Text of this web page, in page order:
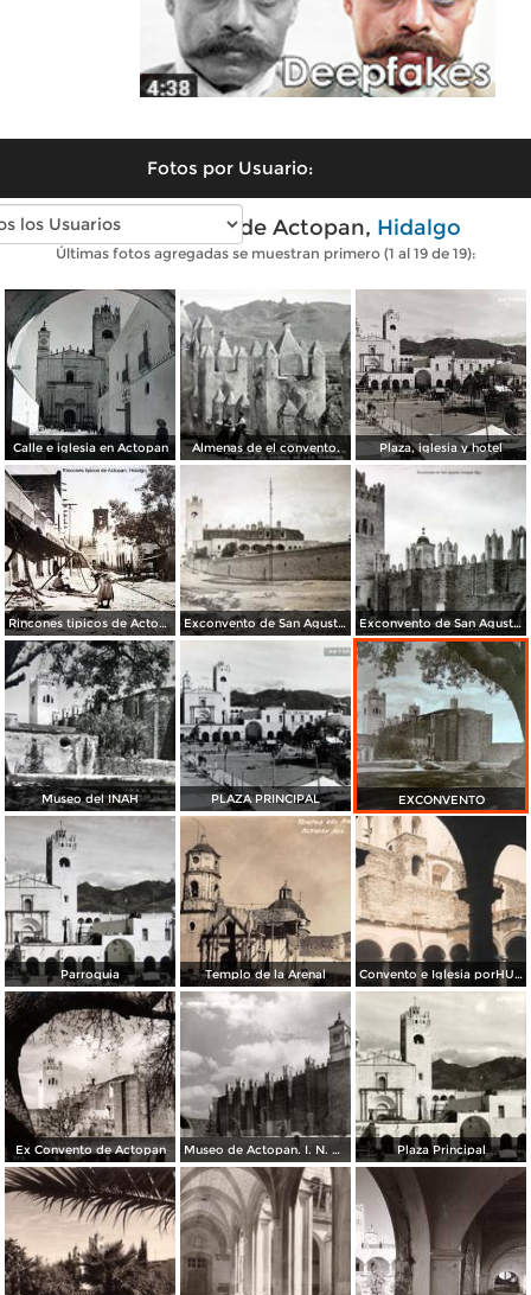
Fotos por Usuario:
Fotos antiguas de Actopan, Hidalgo
Últimas fotos agregadas se muestran primero (1 al 19 de 19):
Calle e iglesia en Actopan Almenas de el convento. Plaza, iglesia y hotel
Rincones tipicos de Actopan, Hidalgo. Exconvento de San Agustin Actopan Hgo. Exconvento de San Agustin Actopan Hgo.
Museo del INAH PLAZA PRINCIPAL EXCONVENTO
Parroquia Templo de la Arenal Convento e Iglesia porHUGO BREHME
Ex Convento de Actopan Museo de Actopan. I. N. A. H. Plaza Principal